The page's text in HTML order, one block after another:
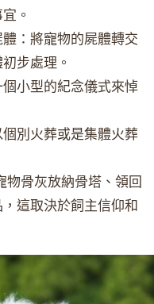
。
：將寵物的屍體轉交
步處理。
小型的紀念儀式來悼
別火葬或是集體火葬
物骨灰放納骨塔、領回
這取決於飼主信仰和